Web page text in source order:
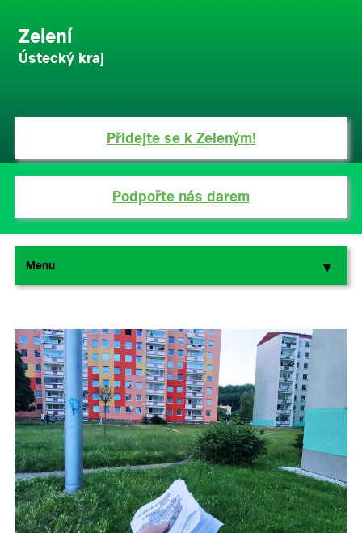
Zelení
Ústecký kraj
Přidejte se k Zeleným!
Podpořte nás darem
Menu ▼
▼
▼